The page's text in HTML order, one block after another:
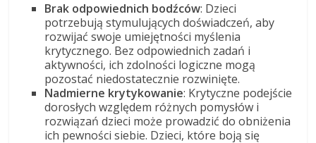
Brak odpowiednich bodźców: Dzieci
potrzebują stymulujących doświadczeń, aby
rozwijać swoje umiejętności myślenia
krytycznego. Bez odpowiednich zadań i
aktywności, ich zdolności logiczne mogą
pozostać niedostatecznie rozwinięte.
Nadmierne krytykowanie: Krytyczne podejście
dorosłych względem różnych pomysłów i
rozwiązań dzieci może prowadzić do obniżenia
ich pewności siebie. Dzieci, które boją się